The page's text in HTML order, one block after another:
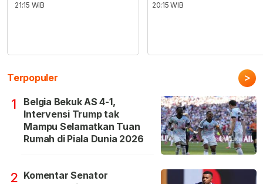
21:15 WIB
20:15 WIB
Terpopuler >
1
Belgia Bekuk AS 4-1,
Intervensi Trump tak
Mampu Selamatkan Tuan
Rumah di Piala Dunia 2026
2 Komentar Senator